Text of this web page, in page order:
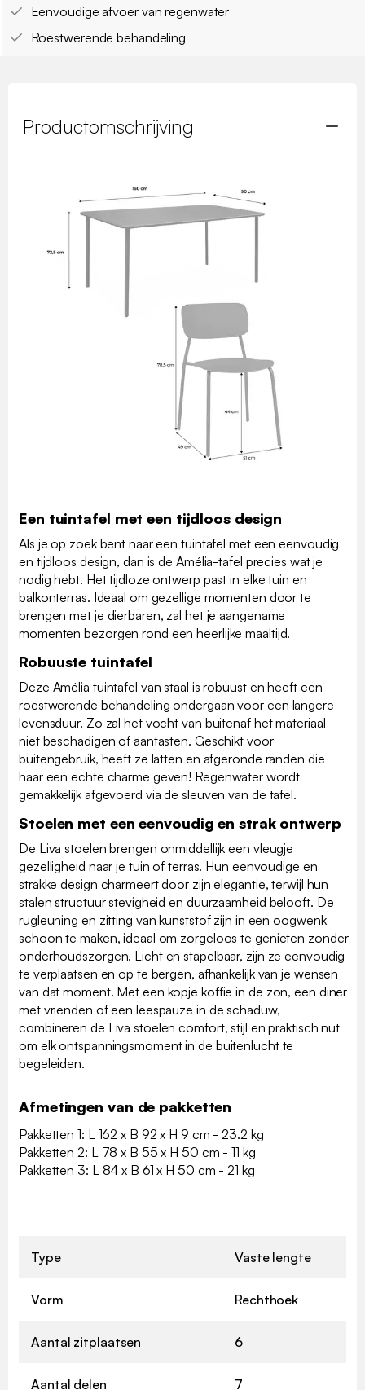
Eenvoudige afvoer van regenwater
Roestwerende behandeling
Productomschrijving
Een tuintafel met een tijdloos design
Als je op zoek bent naar een tuintafel met een eenvoudig
en tijdloos design, dan is de Amélia-tafel precies wat je
nodig hebt. Het tijdloze ontwerp past in elke tuin en
balkonterras. Ideaal om gezellige momenten door te
brengen met je dierbaren, zal het je aangename
momenten bezorgen rond een heerlijke maaltijd.
Robuuste tuintafel
Deze Amélia tuintafel van staal is robuust en heeft een
roestwerende behandeling ondergaan voor een langere
levensduur. Zo zal het vocht van buitenaf het materiaal
niet beschadigen of aantasten. Geschikt voor
buitengebruik, heeft ze latten en afgeronde randen die
haar een echte charme geven! Regenwater wordt
gemakkelijk afgevoerd via de sleuven van de tafel.
Stoelen met een eenvoudig en strak ontwerp
De Liva stoelen brengen onmiddellijk een vleugje
gezelligheid naar je tuin of terras. Hun eenvoudige en
strakke design charmeert door zijn elegantie, terwijl hun
stalen structuur stevigheid en duurzaamheid belooft. De
rugleuning en zitting van kunststof zijn in een oogwenk
schoon te maken, ideaal om zorgeloos te genieten zonder
onderhoudszorgen. Licht en stapelbaar, zijn ze eenvoudig
te verplaatsen en op te bergen, afhankelijk van je wensen
van dat moment. Met een kopje koffie in de zon, een diner
met vrienden of een leespauze in de schaduw,
combineren de Liva stoelen comfort, stijl en praktisch nut
om elk ontspanningsmoment in de buitenlucht te
begeleiden.
Afmetingen van de pakketten
Pakketten 1: L 162 x B 92 x H 9 cm - 23.2 kg
Pakketten 2: L 78 x B 55 x H 50 cm - 11 kg
Pakketten 3: L 84 x B 61 x H 50 cm - 21 kg
Type Vaste lengte
Vorm Rechthoek
Aantal zitplaatsen 6
Aantal delen 7